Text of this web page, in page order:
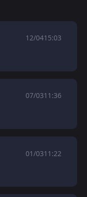
12/0415:03
07/0311:36
01/0311:22